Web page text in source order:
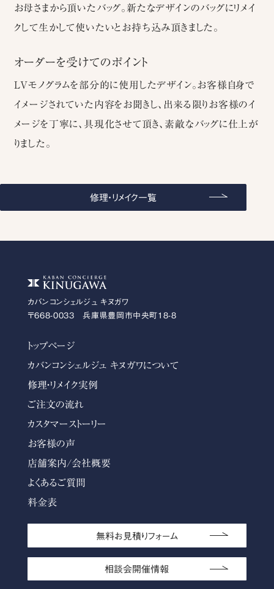
お母さまから頂いたバッグ。新たなデザインのバッグにリメイ
クして生かして使いたいとお持ち込み頂きました。
オーダーを受けてのポイント
LVモノグラムを部分的に使用したデザイン。お客様自身で
イメージされていた内容をお聞きし、出来る限りお客様のイ
メージを丁寧に、具現化させて頂き、素敵なバッグに仕上が
りました。
修理・リメイク一覧
カバンコンシェルジュ キヌガワ
〒668-0033 兵庫県豊岡市中央町18-8
トップページ
カバンコンシェルジュ キヌガワについて
修理・リメイク実例
ご注文の流れ
カスタマーストーリー
お客様の声
店舗案内/会社概要
よくあるご質問
料金表
無料お見積りフォーム
相談会開催情報